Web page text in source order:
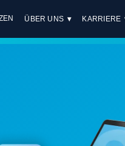
ÜBER UNS KARRIERE